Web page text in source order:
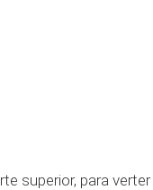
superior, para